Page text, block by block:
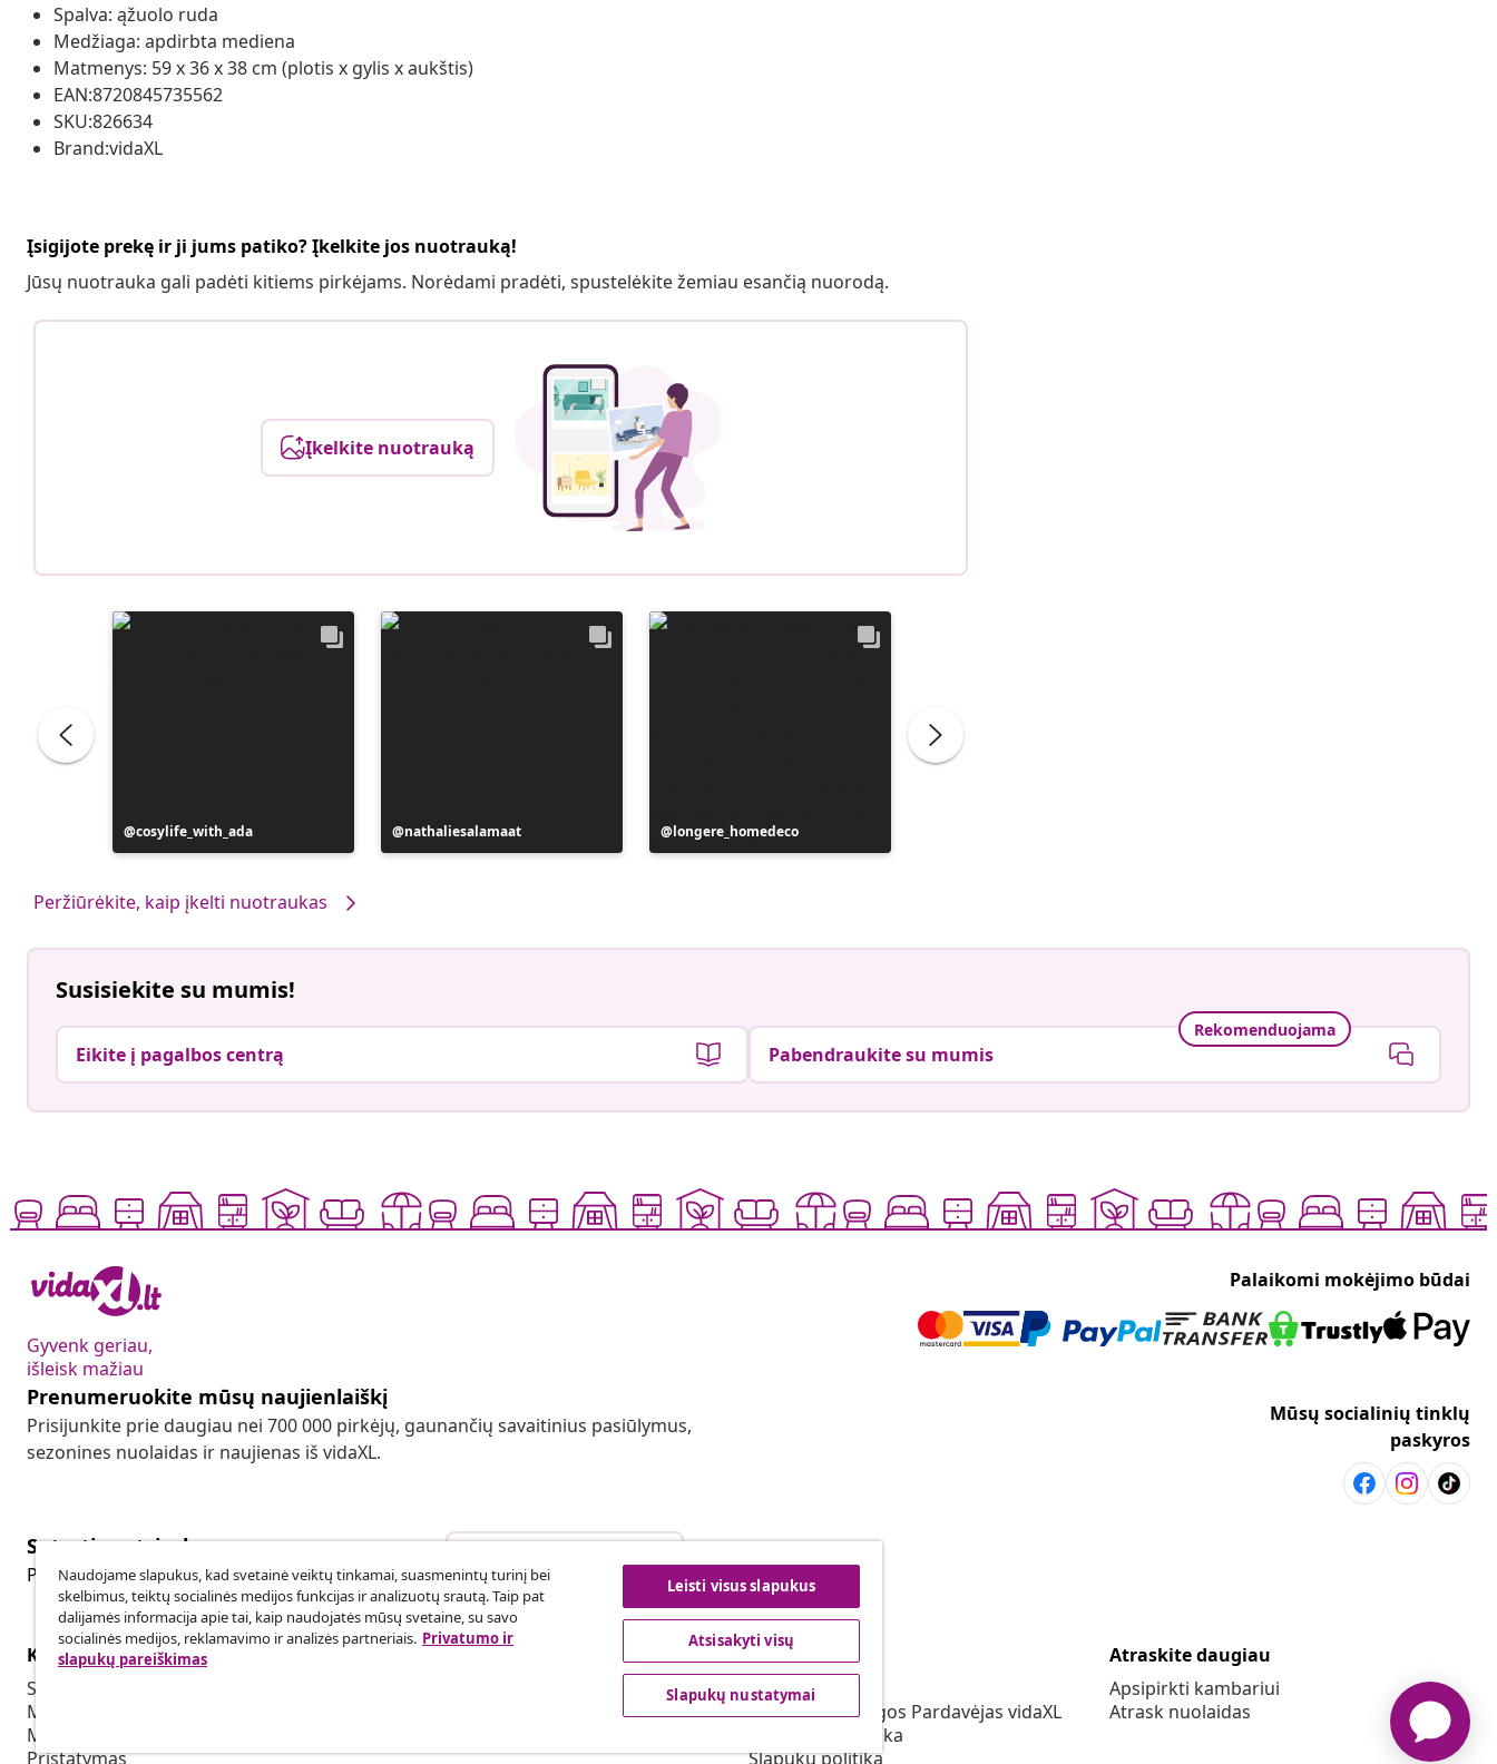
Spalva: ąžuolo ruda
Medžiaga: apdirbta mediena
Matmenys: 59 x 36 x 38 cm (plotis x gylis x aukštis)
EAN:8720845735562
SKU:826634
Brand:vidaXL
Įsigijote prekę ir ji jums patiko? Įkelkite jos nuotrauką!
Jūsų nuotrauka gali padėti kitiems pirkėjams. Norėdami pradėti, spustelėkite žemiau esančią nuorodą.
Įkelkite nuotrauką
Įrašą
paskelbė
cosylife_with_ada
Įrašą
paskelbė
nathaliesalamaat
Įrašą
paskelbė
longere_homedeco
Peržiūrėkite, kaip įkelti nuotraukas
Susisiekite su mumis!
Eikite į pagalbos centrą
Rekomenduojama
Pabendraukite su mumis
Gyvenk geriau,
išleisk mažiau
Palaikomi mokėjimo būdai
Prenumeruokite mūsų naujienlaiškį
Prisijunkite prie daugiau nei 700 000 pirkėjų, gaunančių savaitinius pasiūlymus,
sezonines nuolaidas ir naujienas iš vidaXL.
Mūsų socialinių tinklų
paskyros
Sutarties atsisakymas
Pateikite prašymą atsisakyti užsakymo.
Sutarties atsisakymas
Klientų aptarnavimas
Sekti savo užsakymą
Mano paskyra
Mokėjimas
Pristatymas
vidaXL
Apie vidaXL
Terminai ir sąlygos Pardavėjas vidaXL
Privatumo politika
Slapukų politika
Atraskite daugiau
Apsipirkti kambariui
Atrask nuolaidas
Naudojame slapukus, kad svetainė veiktų tinkamai, suasmenintų turinį bei
skelbimus, teiktų socialinės medijos funkcijas ir analizuotų srautą. Taip pat
dalijamės informacija apie tai, kaip naudojatės mūsų svetaine, su savo
socialinės medijos, reklamavimo ir analizės partneriais. Privatumo ir
slapukų pareiškimas
Leisti visus slapukus
Atsisakyti visų
Slapukų nustatymai